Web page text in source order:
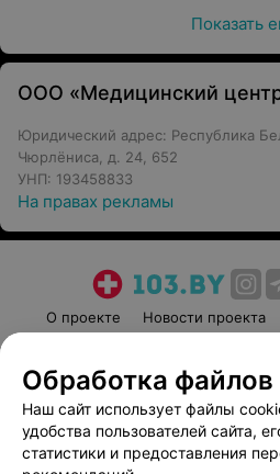
Показать
ООО «Медицинский
Юридический адрес: Республика
Чюрлёниса, д. 24, 652
УНП: 193458833
На правах рекламы
О проекте Новости проекта
Пользовательское
Вакансии
Написать
Обработка
Наш сайт использует файлы
удобства пользователей сайта,
статистики и предоставления